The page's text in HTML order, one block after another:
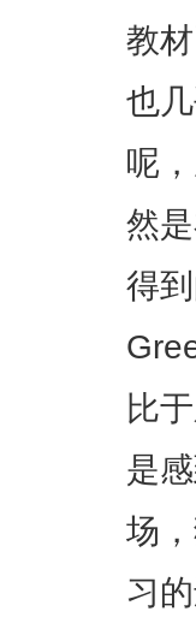
教
也
呢
然
得
比
是
场
习